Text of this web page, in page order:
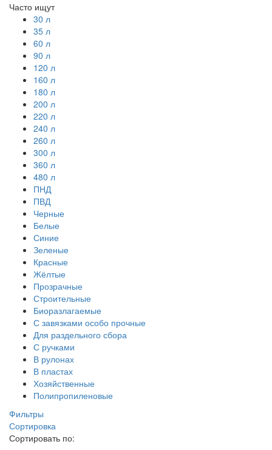
Часто ищут
30 л
35 л
60 л
90 л
120 л
160 л
180 л
200 л
220 л
240 л
260 л
300 л
360 л
480 л
ПНД
ПВД
Черные
Белые
Синие
Зеленые
Красные
Жёлтые
Прозрачные
Строительные
Биоразлагаемые
С завязками особо прочные
Для раздельного сбора
С ручками
В рулонах
В пластах
Хозяйственные
Полипропиленовые
Фильтры
Сортировка
Сортировать по: